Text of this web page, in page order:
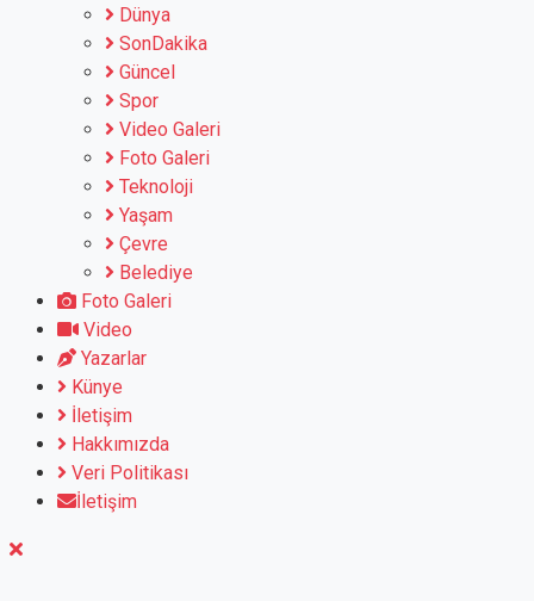
Dünya
SonDakika
Güncel
Spor
Video Galeri
Foto Galeri
Teknoloji
Yaşam
Çevre
Belediye
Foto Galeri
Video
Yazarlar
Künye
İletişim
Hakkımızda
Veri Politikası
İletişim